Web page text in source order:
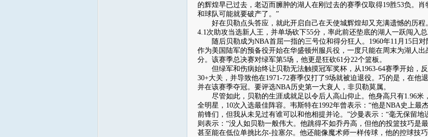
的辉煌早已过去，老迈而臃肿的湖人在刚过去的赛季仅取得19胜53负。
和球队可能就要破产了。”
好在贝勒点头答应，就此开启自己在天使城辉煌却又充满遗憾的历程
4.1次助攻当选新人王，并单场砍下55分，率此前还垫底的湖人一跃闯入
随后贝勒成为NBA首屈一指的三号位和得分狂人。1960年11月15日对
作为美国陆军的预备役开始在华盛顿州服兵役，一度只能在周末为湖人
分。该赛季总决赛对绿军第5场，他更是狂砍61分22个篮板。
但绿军和伤病始终让贝勒无法触摸冠军奖杯，从1963-64赛季开始，
30+大关，并导致他在1971-72赛季仅打了9场就被迫退役。巧的是，在他
并在该赛季夺冠。要评选NBA历史第一大衰人，非贝勒莫属。
尽管如此，贝勒的生涯成就足以令后人高山仰止。他身高只有1.96米
全明星，10次入选最佳阵容。韦斯特在1992年曾表示：“他是NBA史上最
前锋们，但我从未见过有谁可以和他相提并论。”沙曼表示：“毫无保留
则表示：“没人如贝勒一般伟大。他跳得不如乔丹高，但他的投篮技巧是
甚至能在低位单挑比尔-拉塞尔。他还能像魔术师一样传球，他的控球技